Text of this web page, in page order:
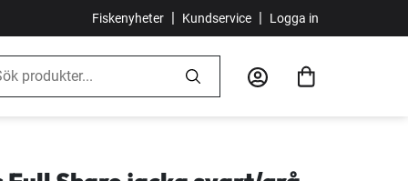
Fiskenyheter | Kundservice | Logga in